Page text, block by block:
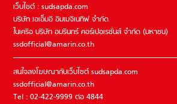
เว็บไซต์ : sudsapda.com
บริษัท เอเอ็มอี อิมเมจิเนทีฟ จำกัด
ในเครือ บริษัท อมรินทร์ คอร์เปอเรชั่นส์ จำกัด (มหาชน)
ssdofficial@amarin.co.th
สนใจลงโฆษณากับเว็บไซต์ sudsapda.com
ssdofficial@amarin.co.th
Tel : 02-422-9999 ต่อ 4844